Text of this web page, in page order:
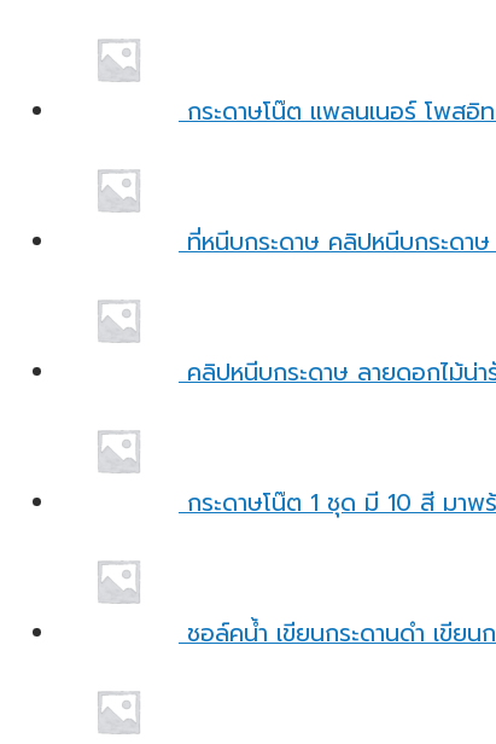
กระดาษโน๊ต แพลนเนอร์ โพส
ที่หนีบกระดาษ คลิปหนีบกระดาษ
คลิปหนีบกระดาษ ลายดอกไม้น่
กระดาษโน๊ต 1 ชุด มี 10 สี มา
ชอล์คน้ำ เขียนกระดานดำ เขียน